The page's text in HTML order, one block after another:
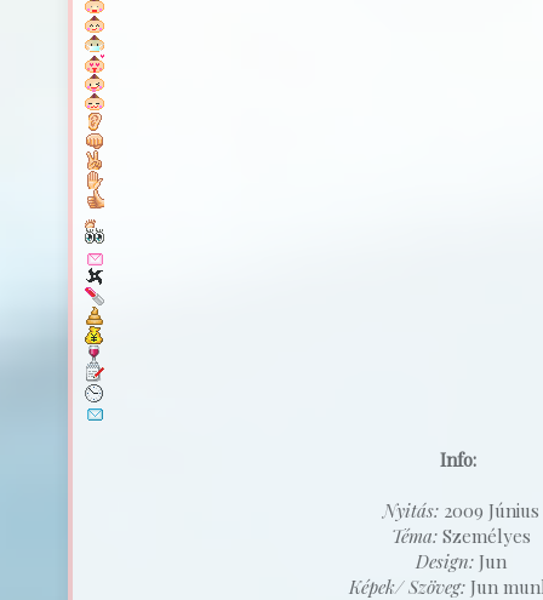
Info:
Nyitás:2009 Június
Téma:Személyes
Design:Jun
Képek/ Szöveg: Jun